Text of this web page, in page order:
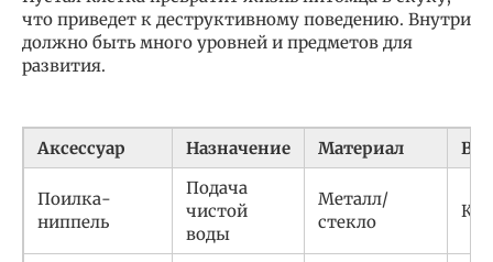
что приведет к деструктивному поведению. Внутри
должно быть много уровней и предметов для
развития.
Аксессуар Назначение Материал
Поилка-
ниппель
Подача
чистой
воды
Металл/
стекло